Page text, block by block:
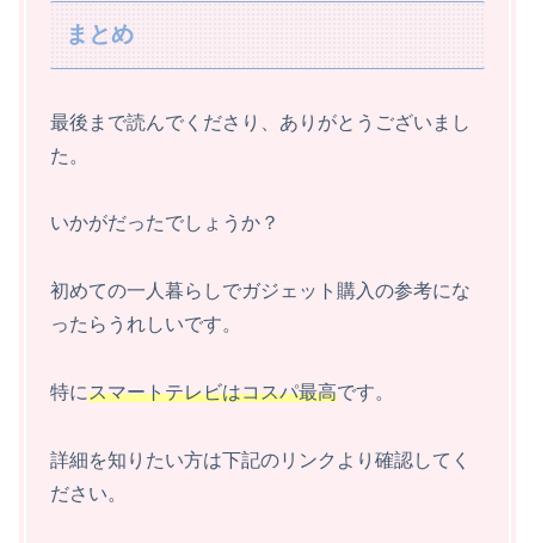
まとめ
最後まで読んでくださり、ありがとうございまし
た。
いかがだったでしょうか？
初めての一人暮らしでガジェット購入の参考にな
ったらうれしいです。
特にスマートテレビはコスパ最高です。
詳細を知りたい方は下記のリンクより確認してく
ださい。